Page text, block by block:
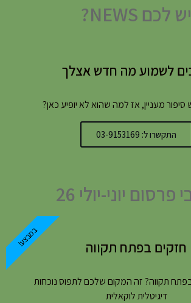
יש לכם NEWS?
לשמוע מה חדש אצלך
מעניין, אז למה שהוא לא יופיע כאן?
התקשרו ל: 03-9153169
פרסום יוני-יולי 26
חזקים בפתח תקווה
תקווה? זה המקום שלכם לתפוס נוכחות
דיגיטלית לוקאלית
במבצע!